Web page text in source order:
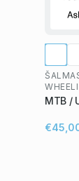
MTB /